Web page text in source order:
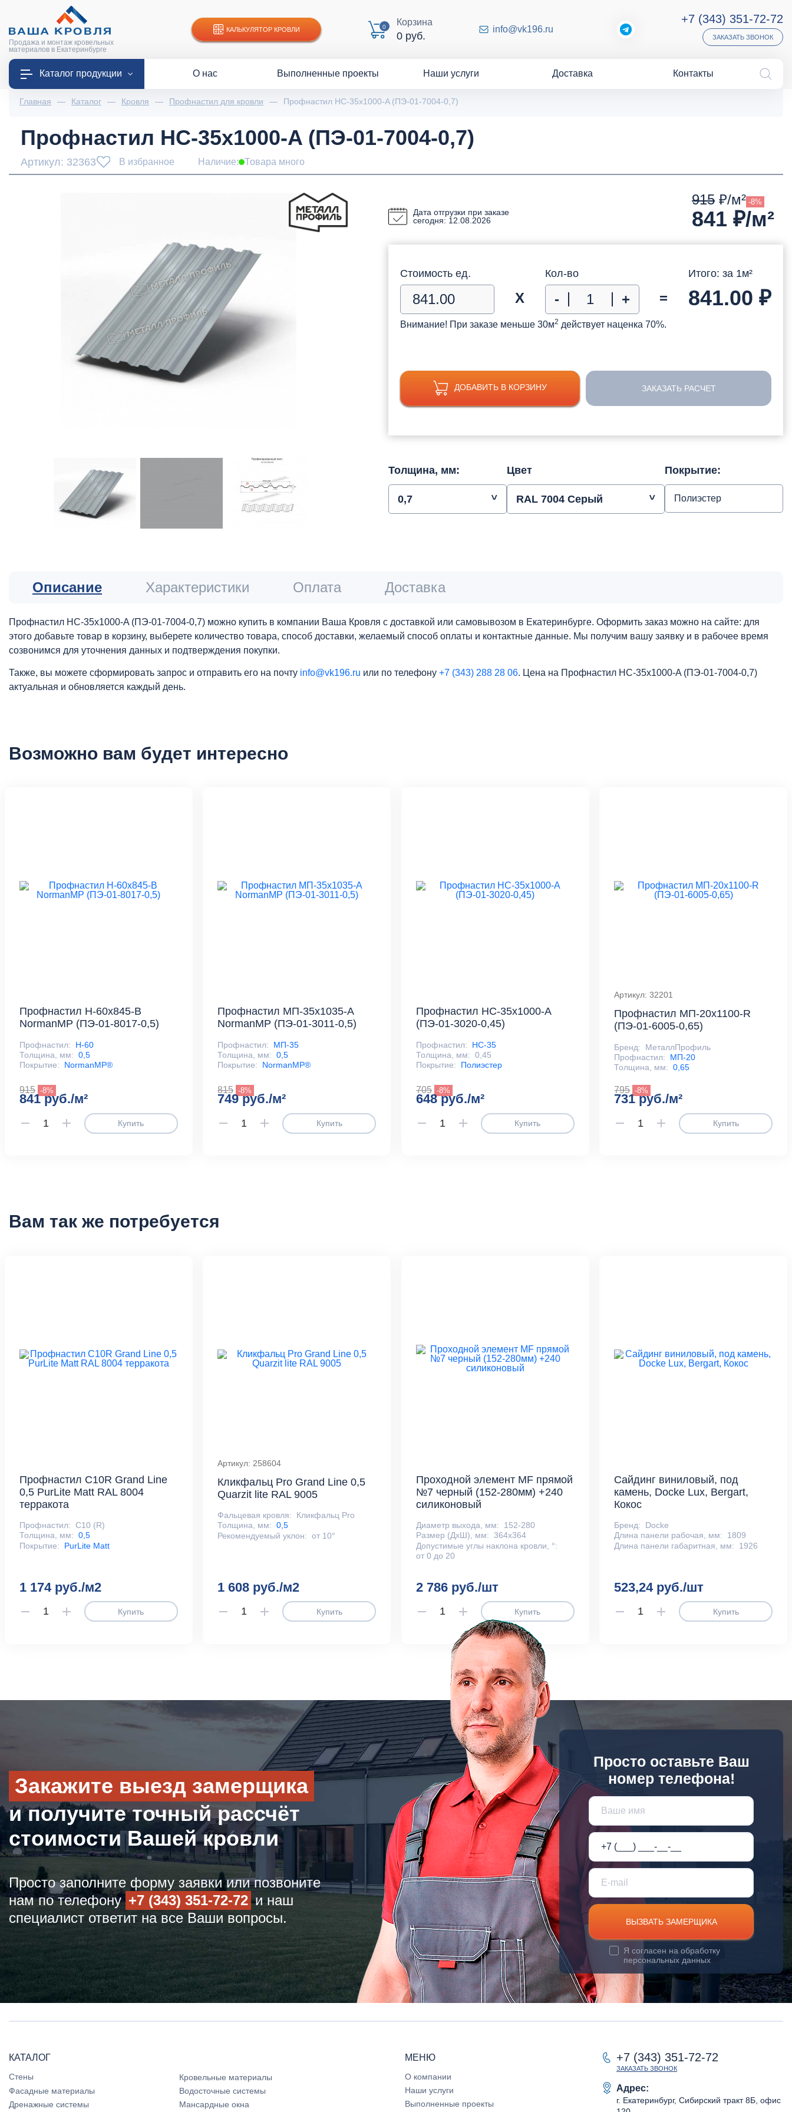
Продажа и монтаж кровельных
материалов в Екатеринбурге
КАЛЬКУЛЯТОР КРОВЛИ 0 Корзина
0 руб.
info@vk196.ru
+7 (343) 351-72-72
ЗАКАЗАТЬ ЗВОНОК
Каталог продукции О нас Выполненные проекты Наши услуги Доставка Контакты
Главная — Каталог — Кровля — Профнастил для кровли — Профнастил НС-35x1000-A (ПЭ-01-7004-0,7)
Профнастил НС-35x1000-A (ПЭ-01-7004-0,7)
Артикул: 32363 В избранное Наличие: Товара много
Дата отгрузки при заказе
сегодня: 12.08.2026
915 ₽/м² -8%
841 ₽/м²
Стоимость ед.
Х
Кол-во
- + =
Итого: за 1м²
841.00 ₽
Внимание! При заказе меньше 30м2 действует наценка 70%.
ДОБАВИТЬ В КОРЗИНУ ЗАКАЗАТЬ РАСЧЕТ
Толщина, мм:
0,7
Цвет
RAL 7004 Серый
Покрытие:
Полиэстер
Описание Характеристики Оплата Доставка
Профнастил НС-35x1000-A (ПЭ-01-7004-0,7) можно купить в компании Ваша Кровля с доставкой или самовывозом в Екатеринбурге. Оформить заказ можно на сайте: для
этого добавьте товар в корзину, выберете количество товара, способ доставки, желаемый способ оплаты и контактные данные. Мы получим вашу заявку и в рабочее время
созвонимся для уточнения данных и подтверждения покупки.
Также, вы можете сформировать запрос и отправить его на почту info@vk196.ru или по телефону +7 (343) 288 28 06. Цена на Профнастил НС-35x1000-A (ПЭ-01-7004-0,7)
актуальная и обновляется каждый день.
Возможно вам будет интересно
Профнастил Н-60x845-B
NormanMP (ПЭ-01-8017-0,5)
Профнастил:
Н-60
Толщина, мм: 0,5
Покрытие:
NormanMP®
915 -8%
841 руб./м²
Купить
Профнастил МП-35x1035-A
NormanMP (ПЭ-01-3011-0,5)
Профнастил:
МП-35
Толщина, мм: 0,5
Покрытие:
NormanMP®
815 -8%
749 руб./м²
Купить
Профнастил НС-35x1000-A
(ПЭ-01-3020-0,45)
Профнастил:
НС-35
Толщина, мм: 0,45
Покрытие:
Полиэстер
705 -8%
648 руб./м²
Купить
Артикул: 32201
Профнастил МП-20x1100-R
(ПЭ-01-6005-0,65)
Бренд:
МеталлПрофиль
Профнастил:
МП-20
Толщина, мм: 0,65
795 -8%
731 руб./м²
Купить
Вам так же потребуется
Профнастил С10R Grand Line
0,5 PurLite Matt RAL 8004
терракота
Профнастил: С10 (R)
Толщина, мм: 0,5
Покрытие:
PurLite Matt
1 174 руб./м2
Купить
Артикул: 258604
Кликфальц Pro Grand Line 0,5
Quarzit lite RAL 9005
Фальцевая кровля:
Кликфальц Pro
Толщина, мм: 0,5
Рекомендуемый уклон: от 10°
1 608 руб./м2
Купить
Проходной элемент MF прямой
№7 черный (152-280мм) +240
силиконовый
Диаметр выхода, мм:
152-280
Размер (ДхШ), мм: 364х364
Допустимые углы наклона кровли, °:
от 0 до 20
2 786 руб./шт
Купить
Сайдинг виниловый, под
камень, Docke Lux, Bergart,
Кокос
Бренд:
Docke
Длина панели рабочая, мм:
1809
Длина панели габаритная, мм:
1926
523,24 руб./шт
Купить
Закажите выезд замерщика
и получите точный рассчёт
стоимости Вашей кровли
Просто заполните форму заявки или позвоните
нам по телефону +7 (343) 351-72-72и наш
специалист ответит на все Ваши вопросы.
Просто оставьте Ваш
номер телефона!
ВЫЗВАТЬ ЗАМЕРЩИКА
Я согласен на обработку
персональных данных
КАТАЛОГ
Стены
Кровельные материалы
Фасадные материалы
Водосточные системы
Дренажные системы
Мансардные окна
МЕНЮ
О компании
Наши услуги
Выполненные проекты
+7 (343) 351-72-72
ЗАКАЗАТЬ ЗВОНОК
Адрес:
г. Екатеринбург, Сибирский тракт 8Б, офис